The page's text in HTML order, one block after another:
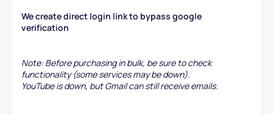
We create direct login link to bypass google
verification
Note: Before purchasing in bulk, be sure to check
functionality (some services may be down).
YouTube is down, but Gmail can still receive emails.